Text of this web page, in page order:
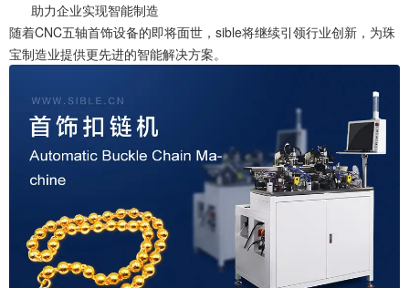
助力企业实现智能制造
随着CNC五轴首饰设备的即将面世，sible将继续引领行业创新，为珠
宝制造业提供更先进的智能解决方案。